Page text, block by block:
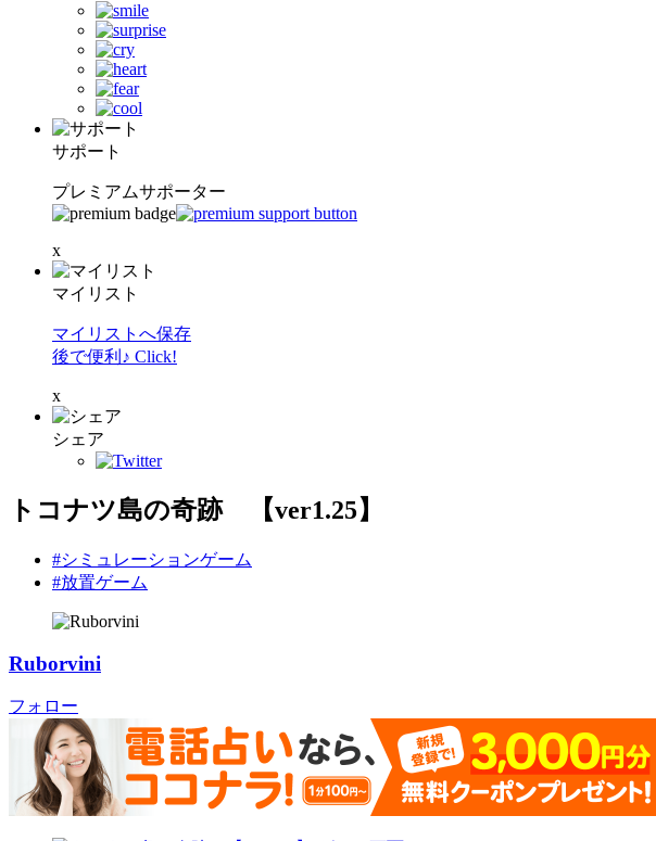
サポート
プレミアムサポーター
x
マイリスト
マイリストへ保存
後で便利♪ Click!
x
シェア
トコナツ島の奇跡 【ver1.25】
#シミュレーションゲーム
#放置ゲーム
Ruborvini
フォロー